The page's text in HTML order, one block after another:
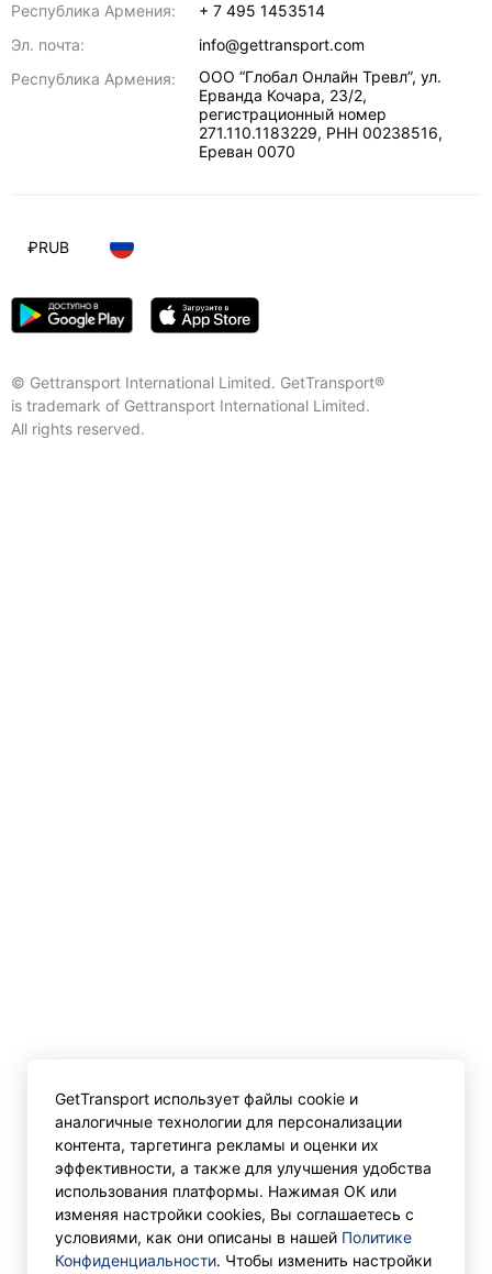
Республика Армения:
+ 7 495 1453514
Эл. почта:
info@gettransport.com
Республика Армения:
ООО “Глобал Онлайн Тревл”, ул.
Ерванда Кочара, 23/2,
регистрационный номер
271.110.1183229, РНН 00238516,
Ереван 0070
© Gettransport International Limited. GetTransport®
is trademark of Gettransport International Limited.
All rights reserved.
₽RUB
GetTransport использует файлы cookie и
аналогичные технологии для персонализации
контента, таргетинга рекламы и оценки их
эффективности, а также для улучшения удобства
использования платформы. Нажимая ОК или
изменяя настройки cookies, Вы соглашаетесь с
условиями, как они описаны в нашей Политике
Конфиденциальности. Чтобы изменить настройки